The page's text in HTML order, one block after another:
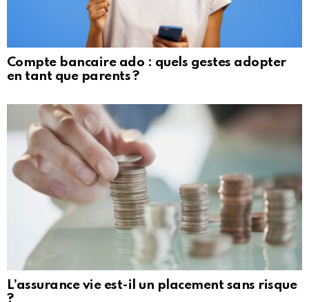
Compte bancaire ado : quels gestes adopter
en tant que parents ?
L’assurance vie est-il un placement sans risque
?